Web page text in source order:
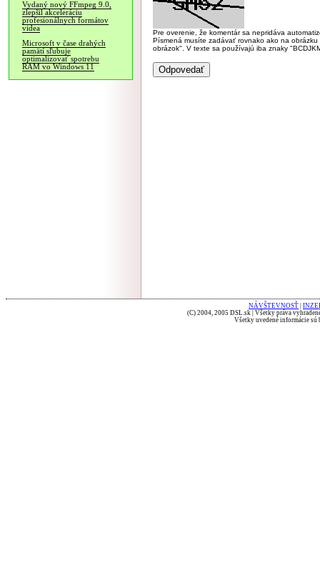
Vydaný nový FFmpeg 9.0,
zlepšil akceleráciu
profesionálnych formátov
videa
Microsoft v čase drahých
pamätí sľubuje
optimalizovať spotrebu
RAM vo Windows 11
Pre overenie, že komentár sa nepridáva
Písmená musíte zadávať rovnako ako na
obrázok". V texte sa používajú iba znaky
NÁVŠTEVNOSŤ
(C) 2004, 2005 DSL.sk | Všetky práva
Všetky uvedené informácie sú